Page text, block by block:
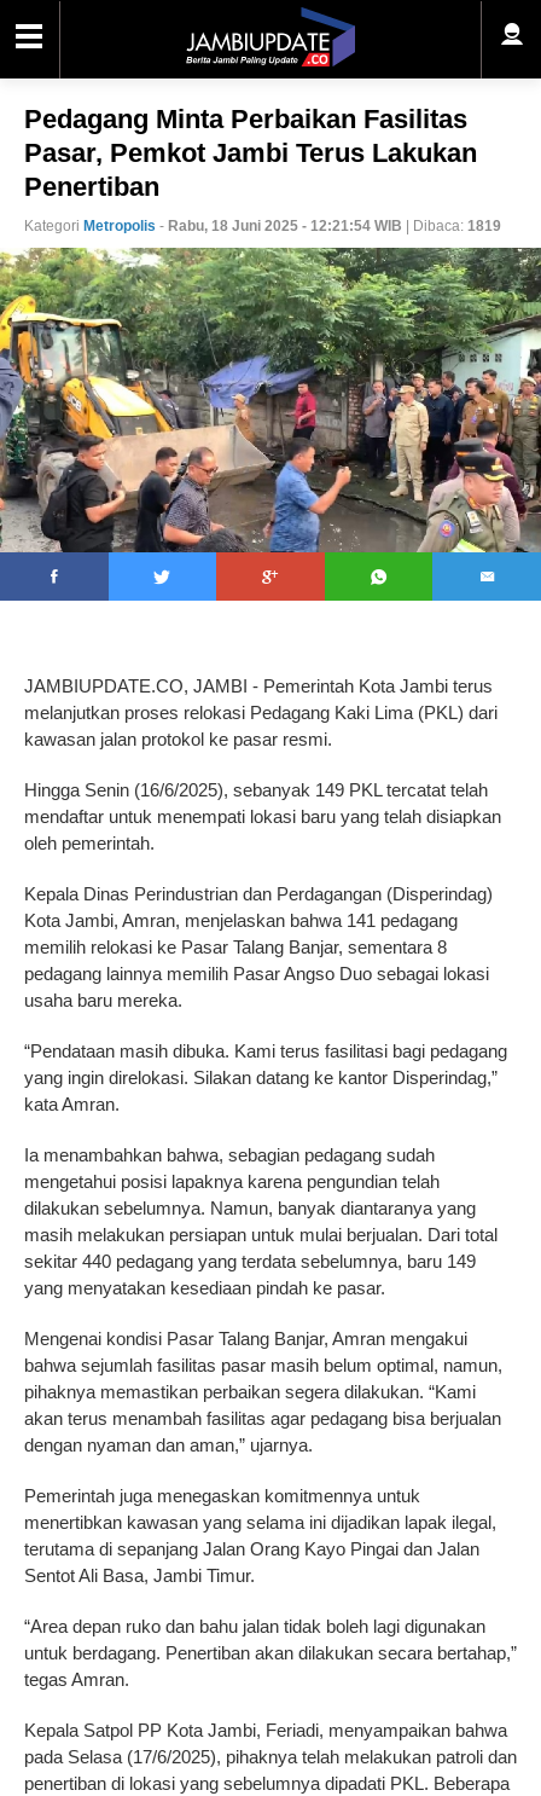
Pedagang Minta Perbaikan Fasilitas
Pasar, Pemkot Jambi Terus Lakukan
Penertiban
Kategori Metropolis - Rabu, 18 Juni 2025 - 12:21:54 WIB | Dibaca: 1819
JAMBIUPDATE.CO, JAMBI - Pemerintah Kota Jambi terus
melanjutkan proses relokasi Pedagang Kaki Lima (PKL) dari
kawasan jalan protokol ke pasar resmi.
Hingga Senin (16/6/2025), sebanyak 149 PKL tercatat telah
mendaftar untuk menempati lokasi baru yang telah disiapkan
oleh pemerintah.
Kepala Dinas Perindustrian dan Perdagangan (Disperindag)
Kota Jambi, Amran, menjelaskan bahwa 141 pedagang
memilih relokasi ke Pasar Talang Banjar, sementara 8
pedagang lainnya memilih Pasar Angso Duo sebagai lokasi
usaha baru mereka.
“Pendataan masih dibuka. Kami terus fasilitasi bagi pedagang
yang ingin direlokasi. Silakan datang ke kantor Disperindag,”
kata Amran.
Ia menambahkan bahwa, sebagian pedagang sudah
mengetahui posisi lapaknya karena pengundian telah
dilakukan sebelumnya. Namun, banyak diantaranya yang
masih melakukan persiapan untuk mulai berjualan. Dari total
sekitar 440 pedagang yang terdata sebelumnya, baru 149
yang menyatakan kesediaan pindah ke pasar.
Mengenai kondisi Pasar Talang Banjar, Amran mengakui
bahwa sejumlah fasilitas pasar masih belum optimal, namun,
pihaknya memastikan perbaikan segera dilakukan. “Kami
akan terus menambah fasilitas agar pedagang bisa berjualan
dengan nyaman dan aman,” ujarnya.
Pemerintah juga menegaskan komitmennya untuk
menertibkan kawasan yang selama ini dijadikan lapak ilegal,
terutama di sepanjang Jalan Orang Kayo Pingai dan Jalan
Sentot Ali Basa, Jambi Timur.
“Area depan ruko dan bahu jalan tidak boleh lagi digunakan
untuk berdagang. Penertiban akan dilakukan secara bertahap,”
tegas Amran.
Kepala Satpol PP Kota Jambi, Feriadi, menyampaikan bahwa
pada Selasa (17/6/2025), pihaknya telah melakukan patroli dan
penertiban di lokasi yang sebelumnya dipadati PKL. Beberapa